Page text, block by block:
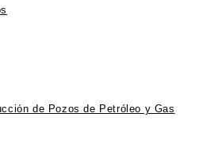
de Pozos de Petróleo y Gas